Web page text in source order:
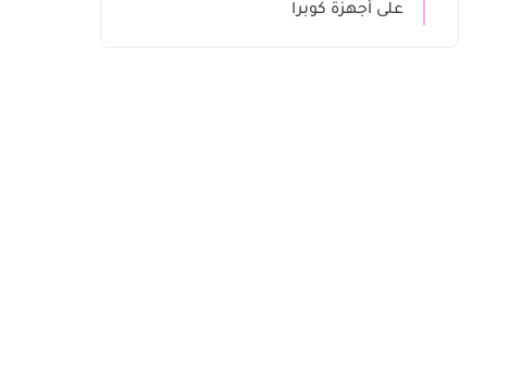
على أجهزة كوبرا